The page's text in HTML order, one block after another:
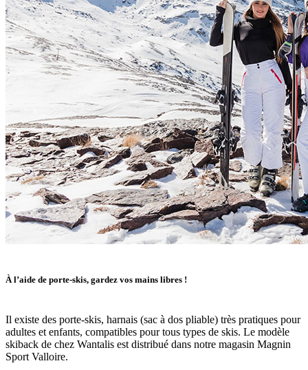
À l’aide de porte-skis, gardez vos mains libres !
Il existe des porte-skis, harnais (sac à dos pliable) très pratiques pour
adultes et enfants, compatibles pour tous types de skis. Le modèle
skiback de chez Wantalis est distribué dans notre magasin Magnin
Sport Valloire.